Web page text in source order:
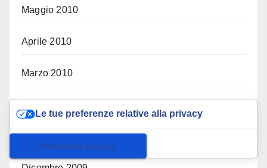
Maggio 2010
Aprile 2010
Marzo 2010
Gennaio 2010
Le tue preferenze relative alla privacy
Informativa sulla raccolta